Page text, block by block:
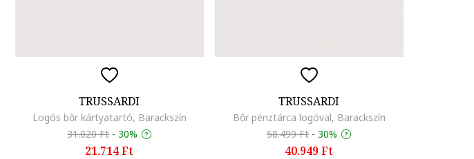
TRUSSARDI
Logós bőr kártyatartó, Barackszín
31.020 Ft -30%
21.714 Ft
TRUSSARDI
Bőr pénztárca logóval, Barackszín
58.499 Ft -30%
40.949 Ft